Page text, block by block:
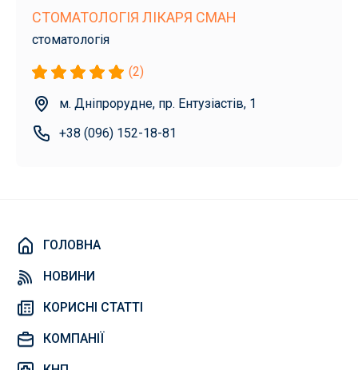
СТОМАТОЛОГІЯ ЛІКАРЯ СМАН
стоматологія
(2)
м. Дніпрорудне, пр. Ентузіастів, 1
+38 (096) 152-18-81
ГОЛОВНА
НОВИНИ
КОРИСНІ СТАТТІ
КОМПАНІЇ